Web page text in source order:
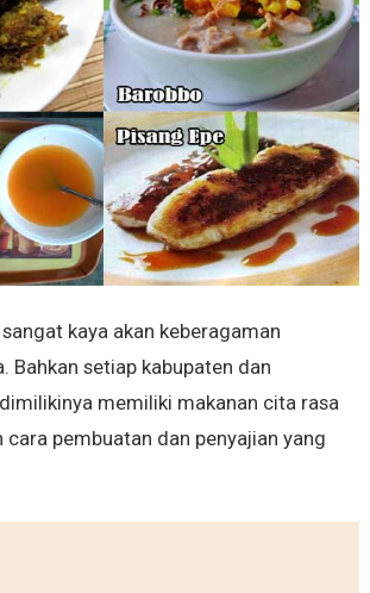
kaya akan keberagaman
Bahkan setiap kabupaten dan
memiliki makanan cita rasa
pembuatan dan penyajian yang